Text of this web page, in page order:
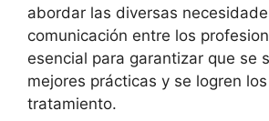
abordar las diversas
comunicación entre los
esencial para garantizar que se
mejores prácticas y se logren
tratamiento.